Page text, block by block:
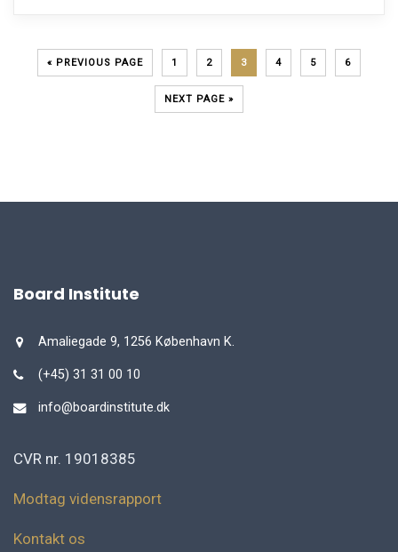
« PREVIOUS PAGE 1 2 3 4 5 6
NEXT PAGE »
Board Institute
Amaliegade 9, 1256 København K.
(+45) 31 31 00 10
info@boardinstitute.dk
CVR nr. 19018385
Modtag vidensrapport
Kontakt os